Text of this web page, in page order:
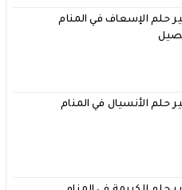
حلم الإسعاف في المنام
حلم الأنسيال في المنام